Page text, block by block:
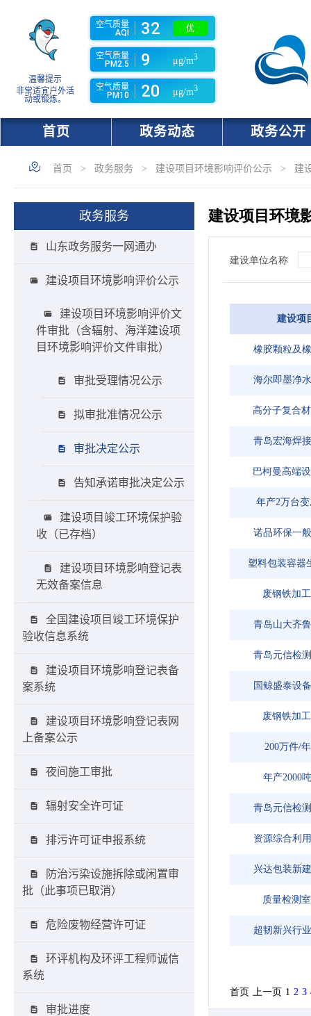
温馨提示
非常适宜户外活
动或锻炼。
空气质量
AQI
32 优
空气质量
PM2.5
9 μg/m3
空气质量
PM10
20 μg/m3
首页 政务动态 政务公开
首页 > 政务服务 > 建设项目环境影响评价公示 > 建
政务服务
山东政务服务一网通办
建设项目环境影响评价公示
建设项目环境影响评价文
件审批（含辐射、海洋建设项
目环境影响评价文件审批）
审批受理情况公示
拟审批准情况公示
审批决定公示
告知承诺审批决定公示
建设项目竣工环境保护验
收（已存档）
建设项目环境影响登记表
无效备案信息
全国建设项目竣工环境保护
验收信息系统
建设项目环境影响登记表备
案系统
建设项目环境影响登记表网
上备案公示
夜间施工审批
辐射安全许可证
排污许可证申报系统
防治污染设施拆除或闲置审
批（此事项已取消）
危险废物经营许可证
环评机构及环评工程师诚信
系统
审批进度